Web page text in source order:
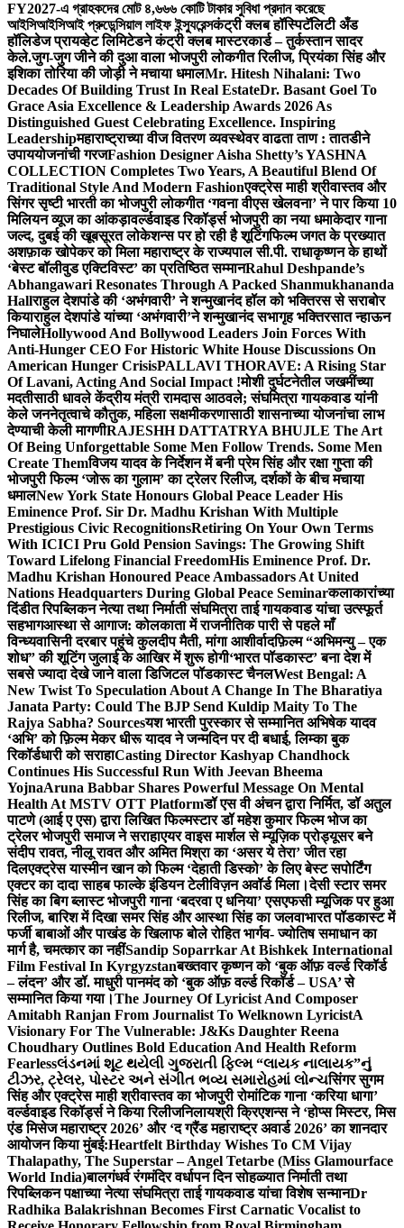
FY2027-এ গ্রাহকদের মোট ৪,৬৬৬ কোটি টাকার সুবিধা প্রদান করেছে
আইসিআইসিআই প্রুডেন্সিয়াল লাইফ ইন্স্যুরেন্সकंट्री क्लब हॉस्पिटॅलिटी अँड
हॉलिडेज प्रायव्हेट लिमिटेडने कंट्री क्लब मास्टरकार्ड – तुर्कस्तान सादर
केले.जुग-जुग जीने की दुआ वाला भोजपुरी लोकगीत रिलीज, प्रियंका सिंह और
इशिका तोरिया की जोड़ी ने मचाया धमालMr. Hitesh Nihalani: Two
Decades Of Building Trust In Real EstateDr. Basant Goel To
Grace Asia Excellence & Leadership Awards 2026 As
Distinguished Guest Celebrating Excellence. Inspiring
Leadershipमहाराष्ट्राच्या वीज वितरण व्यवस्थेवर वाढता ताण : तातडीने
उपाययोजनांची गरजFashion Designer Aisha Shetty’s YASHNA
COLLECTION Completes Two Years, A Beautiful Blend Of
Traditional Style And Modern Fashionएक्ट्रेस माही श्रीवास्तव और
सिंगर सृष्टी भारती का भोजपुरी लोकगीत ‘गवना वीएस खेलवना’ ने पार किया 10
मिलियन व्यूज का आंकड़ावर्ल्डवाइड रिकॉर्ड्स भोजपुरी का नया धमाकेदार गाना
जल्द, दुबई की खूबसूरत लोकेशन्स पर हो रही है शूटिंगफिल्म जगत के प्रख्यात
अशफ़ाक खोपेकर को मिला महाराष्ट्र के राज्यपाल सी.पी. राधाकृष्णन के हाथों
‘बेस्ट बॉलीवुड एक्टिविस्ट’ का प्रतिष्ठित सम्मानRahul Deshpande’s
Abhangawari Resonates Through A Packed Shanmukhananda
Hallराहुल देशपांडे की ‘अभंगवारी’ ने शन्मुखानंद हॉल को भक्तिरस से सराबोर
कियाराहुल देशपांडे यांच्या ‘अभंगवारी’ने शन्मुखानंद सभागृह भक्तिरसात न्हाऊन
निघालेHollywood And Bollywood Leaders Join Forces With
Anti-Hunger CEO For Historic White House Discussions On
American Hunger CrisisPALLAVI THORAVE: A Rising Star
Of Lavani, Acting And Social Impact !मोशी दुर्घटनेतील जखमींच्या
मदतीसाठी धावले केंद्रीय मंत्री रामदास आठवले; संघमित्रा गायकवाड यांनी
केले जननेतृत्वाचे कौतुक, महिला सक्षमीकरणासाठी शासनाच्या योजनांचा लाभ
देण्याची केली मागणीRAJESHH DATTATRYA BHUJLE The Art
Of Being Unforgettable Some Men Follow Trends. Some Men
Create Themविजय यादव के निर्देशन में बनी प्रेम सिंह और रक्षा गुप्ता की
भोजपुरी फिल्म ‘जोरू का गुलाम’ का ट्रेलर रिलीज, दर्शकों के बीच मचाया
धमालNew York State Honours Global Peace Leader His
Eminence Prof. Sir Dr. Madhu Krishan With Multiple
Prestigious Civic RecognitionsRetiring On Your Own Terms
With ICICI Pru Gold Pension Savings: The Growing Shift
Toward Lifelong Financial FreedomHis Eminence Prof. Dr.
Madhu Krishan Honoured Peace Ambassadors At United
Nations Headquarters During Global Peace Seminarकलाकारांच्या
दिंडीत रिपब्लिकन नेत्या तथा निर्माती संघमित्रा ताई गायकवाड यांचा उत्स्फूर्त
सहभागआस्था से आगाज: कोलकाता में राजनीतिक पारी से पहले माँ
विन्ध्यवासिनी दरबार पहुंचे कुलदीप मैती, मांगा आशीर्वादफ़िल्म “अभिमन्यु – एक
शोध” की शूटिंग जुलाई के आखिर में शुरू होगी‘भारत पॉडकास्ट’ बना देश में
सबसे ज्यादा देखे जाने वाला डिजिटल पॉडकास्ट चैनलWest Bengal: A
New Twist To Speculation About A Change In The Bharatiya
Janata Party: Could The BJP Send Kuldip Maity To The
Rajya Sabha? Sourcesयश भारती पुरस्कार से सम्मानित अभिषेक यादव
‘अभि’ को फ़िल्म मेकर धीरू यादव ने जन्मदिन पर दी बधाई, लिम्का बुक
रिकॉर्डधारी को सराहाCasting Director Kashyap Chandhock
Continues His Successful Run With Jeevan Bheema
YojnaAruna Babbar Shares Powerful Message On Mental
Health At MSTV OTT Platformडॉ एस वी अंचन द्वारा निर्मित, डॉ अतुल
पाटणे (आई ए एस) द्वारा लिखित फिल्मस्टार डॉ महेश कुमार फिल्म भोज का
ट्रेलर भोजपुरी समाज ने सराहाएयर वाइस मार्शल से म्यूज़िक प्रोड्यूसर बने
संदीप रावत, नीलू रावत और अमित मिश्रा का ‘असर ये तेरा’ जीत रहा
दिलएक्ट्रेस यास्मीन खान को फिल्म ‘देहाती डिस्को’ के लिए बेस्ट सपोर्टिंग
एक्टर का दादा साहब फाल्के इंडियन टेलीविज़न अवॉर्ड मिला।देसी स्टार समर
सिंह का बिग ब्लास्ट भोजपुरी गाना ‘बदरवा ए धनिया’ एसएफसी म्यूजिक पर हुआ
रिलीज, बारिश में दिखा समर सिंह और आस्था सिंह का जलवाभारत पॉडकास्ट में
फर्जी बाबाओं और पाखंड के खिलाफ बोले रोहित भार्गव- ज्योतिष समाधान का
मार्ग है, चमत्कार का नहींSandip Soparrkar At Bishkek International
Film Festival In Kyrgyzstanबख्तवार कृष्णन को ‘बुक ऑफ़ वर्ल्ड रिकॉर्ड
– लंदन’ और डॉ. माधुरी पानमंद को ‘बुक ऑफ़ वर्ल्ड रिकॉर्ड – USA’ से
सम्मानित किया गया।The Journey Of Lyricist And Composer
Amitabh Ranjan From Journalist To Welknown LyricistA
Visionary For The Vulnerable: J&Ks Daughter Reena
Choudhary Outlines Bold Education And Health Reform
Fearlessલંડનમાં શૂટ થયેલી ગુજરાતી ફિલ્મ “લાયક નાલાયક”નું
ટીઝર, ટ્રેલર, પોસ્ટર અને સંગીત ભવ્ય સમારોહમાં લોન્ચसिंगर सुगम
सिंह और एक्ट्रेस माही श्रीवास्तव का भोजपुरी रोमांटिक गाना ‘करिया धागा’
वर्ल्डवाइड रिकॉर्ड्स ने किया रिलीजनिलायश्री क्रिएशन्स ने ‘होप्स मिस्टर, मिस
एंड मिसेज महाराष्ट्र 2026’ और ‘द ग्रैंड महाराष्ट्र अवार्ड 2026’ का शानदार
आयोजन किया मुंबई:Heartfelt Birthday Wishes To CM Vijay
Thalapathy, The Superstar – Angel Tetarbe (Miss Glamourface
World India)बालगंधर्व रंगमंदिर वर्धापन दिन सोहळ्यात निर्माती तथा
रिपब्लिकन पक्षाच्या नेत्या संघमित्रा ताई गायकवाड यांचा विशेष सन्मानDr
Radhika Balakrishnan Becomes First Carnatic Vocalist to